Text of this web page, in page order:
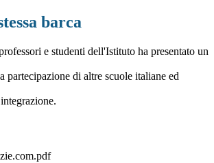
barca
e studenti dell'Istituto ha presentato un
partecipazione di altre scuole italiane ed